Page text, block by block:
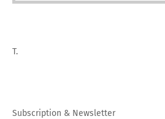
T.
Subscription & Newsletter